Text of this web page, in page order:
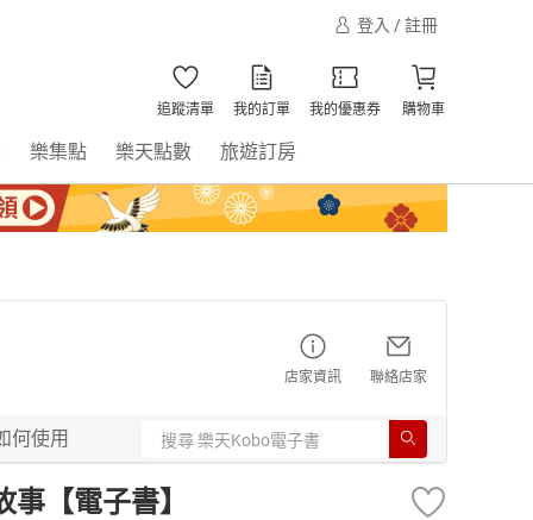
登入 / 註冊
追蹤清單 我的訂單 我的優惠券 購物車
樂集點 樂天點數 旅遊訂房
店家資訊 聯絡店家
何使用
【電子書】